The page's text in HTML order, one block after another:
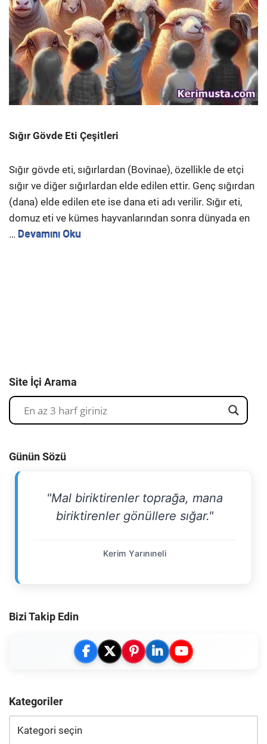
Sığır Gövde Eti Çeşitleri
Sığır gövde eti, sığırlardan (Bovinae), özellikle de etçi
sığır ve diğer sığırlardan elde edilen ettir. Genç sığırdan
(dana) elde edilen ete ise dana eti adı verilir. Sığır eti,
domuz eti ve kümes hayvanlarından sonra dünyada en
… Devamını Oku
Site İçi Arama
Günün Sözü
"Mal biriktirenler toprağa, mana
biriktirenler gönüllere sığar."
Kerim Yarınıneli
Bizi Takip Edin
Kategoriler